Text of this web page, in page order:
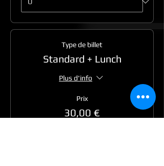
Type de billet
Standard + Lunch
Plus d'info
Prix
30,00 €